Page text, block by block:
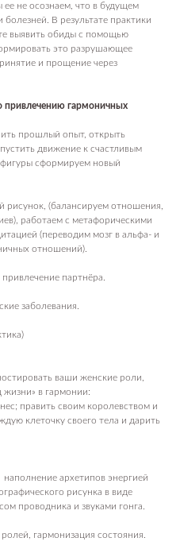
ее не осознаем, что в будущем
В результате практики
выявить обиды с помощью
это разрушающее
и прощение через
привлечению гармоничных
прошлый опыт, открыть
движение к счастливым
сформируем новый
рисунок, (балансируем отношения,
работаем с метафорическими
(переводим мозг в альфа‑ и
отношений).
партнёра.
заболевания.
ваши женские роли,
жизни» в гармонии:
править своим королевством и
клеточку своего тела и дарить
архетипов энергией
рисунка в виде
проводника и звуками гонга.
гармонизация состояния.